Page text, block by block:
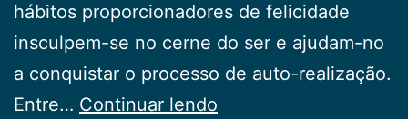
hábitos proporcionadores de felicidade
insculpem-se no cerne do ser e ajudam-no
a conquistar o processo de auto-realização.
Entre… Continuar lendo